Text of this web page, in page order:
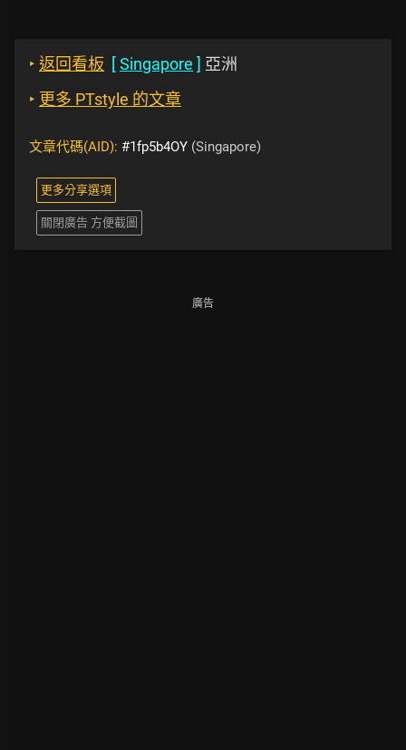
‣ 返回看板 [Singapore ] 亞洲
‣ 更多 PTstyle 的文章
文章代碼(AID): #1fp5b4OY (Singapore)
更多分享選項
關閉廣告 方便截圖
廣告